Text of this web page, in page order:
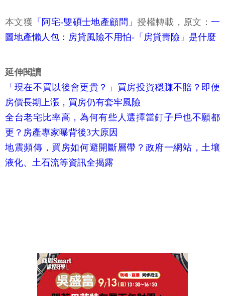
本文獲 「阿宅-雙碩士地產顧問」授權轉載，原文：一
圖地產懶人包：房貸風險不用怕-「房貸壽險」是什麼
延伸閱讀
「現在不買以後會更貴？」買房投資穩賺不賠？即便
房價長期上漲，買房仍有套牢風險
全台老宅比率高，為何有些人選擇當釘子戶也不願都
更？房產專家曝背後3大原因
地震頻傳，買房如何避開斷層帶？政府一網站，土壤
液化、土石流等資訊全揭露